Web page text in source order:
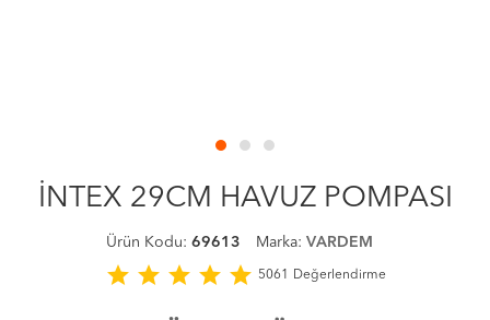
İNTEX 29CM HAVUZ POMPASI
Ürün Kodu: 69613 Marka: VARDEM
star star star star star 5061 Değerlendirme